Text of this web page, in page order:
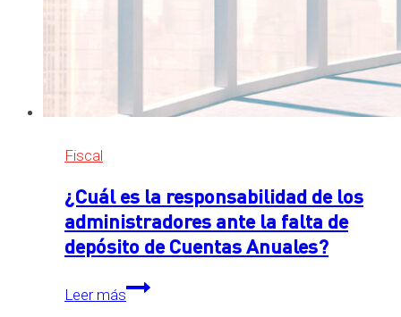
Fiscal
¿Cuál es la responsabilidad de los
administradores ante la falta de
depósito de Cuentas Anuales?
Leer más
¿Cuál
es